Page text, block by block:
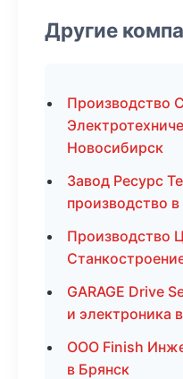
Другие
Производство
Новосибирск
Завод Ресурс
производство
Производство
GARAGE Drive
и электроника
ООО Finish
в Брянск